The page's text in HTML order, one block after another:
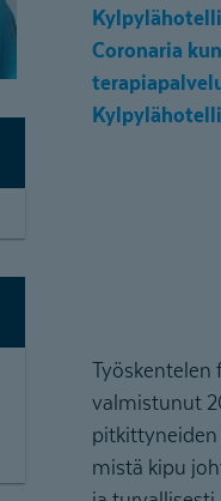
Coronaria
Työskentelen
valmistunut
pitkittyneiden
mistä kipu